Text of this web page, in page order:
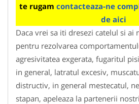
te rugam contacteaza-ne
de aici
Daca vrei sa iti dresezi catelul si ai
pentru rezolvarea
agresivitatea exgerata, fugaritul
in general, latratul excesiv,
distructiv, in general mestecatul,
stapan, apeleaza la partenerii